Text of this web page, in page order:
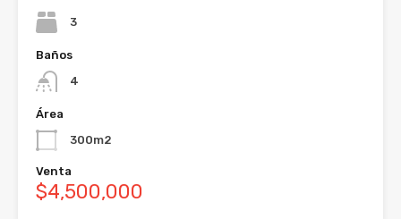
3
Baños
4
Área
300m2
Venta
$4,500,000